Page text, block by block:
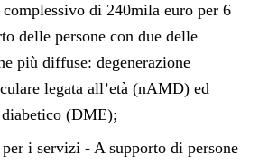
di 240mila euro per 6
delle persone con due delle
più diffuse: degenerazione
legata all’età (nAMD) ed
diabetico (DME);
i servizi - A supporto di persone